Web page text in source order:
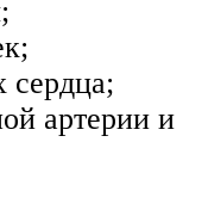
сердца;
артерии и